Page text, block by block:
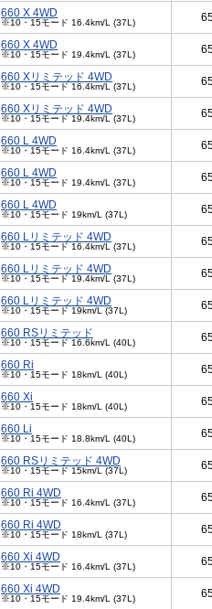
660 X 4WD
※10・15モード 16.4km/L (37L)
660 X 4WD
※10・15モード 19.4km/L (37L)
660 Xリミテッド 4WD
※10・15モード 16.4km/L (37L)
660 Xリミテッド 4WD
※10・15モード 19.4km/L (37L)
660 L 4WD
※10・15モード 16.4km/L (37L)
660 L 4WD
※10・15モード 19.4km/L (37L)
660 L 4WD
※10・15モード 19km/L (37L)
660 Lリミテッド 4WD
※10・15モード 16.4km/L (37L)
660 Lリミテッド 4WD
※10・15モード 19.4km/L (37L)
660 Lリミテッド 4WD
※10・15モード 19km/L (37L)
660 RSリミテッド
※10・15モード 16.6km/L (40L)
660 Ri
※10・15モード 18km/L (40L)
660 Xi
※10・15モード 18km/L (40L)
660 Li
※10・15モード 18.8km/L (40L)
660 RSリミテッド 4WD
※10・15モード 15km/L (37L)
660 Ri 4WD
※10・15モード 16.4km/L (37L)
660 Ri 4WD
※10・15モード 18km/L (37L)
660 Xi 4WD
※10・15モード 16.4km/L (37L)
660 Xi 4WD
※10・15モード 19.4km/L (37L)